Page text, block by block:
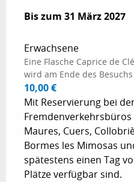
ab1 April 2026bis zum
Bis zum 31 März 2027
Erwachsene
Eine Flasche Caprice de
wird am Ende des
10,00 €
Mit Reservierung bei
Fremdenverkehrsbüros
Maures, Cuers,
Bormes les Mimosas
spätestens einen Tag
Plätze verfügbar sind.